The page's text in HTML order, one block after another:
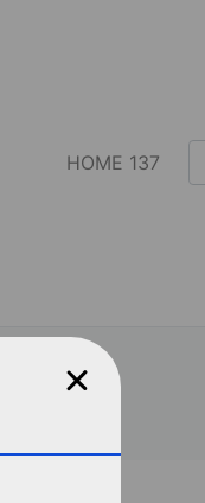
HOME 137